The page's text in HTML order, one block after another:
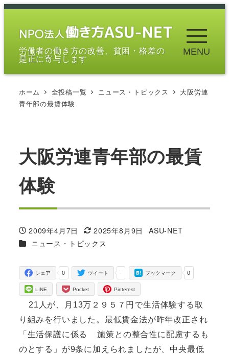
メ
労働者の働き方の改善、貧困・格差の
是正に寄与します
MENU
ホーム 全投稿一覧 ニュース・トピックス
大阪労連
青年部の最賃体験
大阪労連青年部の最賃
体験
投稿日
2009年4月7日
更新日
2025年8月9日
著
ASU-NET
カテゴリー
ニュース・トピックス
0
シェア -
ツイート 0
ブックマーク
LINE Pocket Pinterest
21人が、月13万２９５７円で生活体験する取
り組みを行いました。最低賃金法が昨年改正され
「生活保護に係る 施策との整合性に配慮するも
のとする」が9条に加えられましたが、中央最低